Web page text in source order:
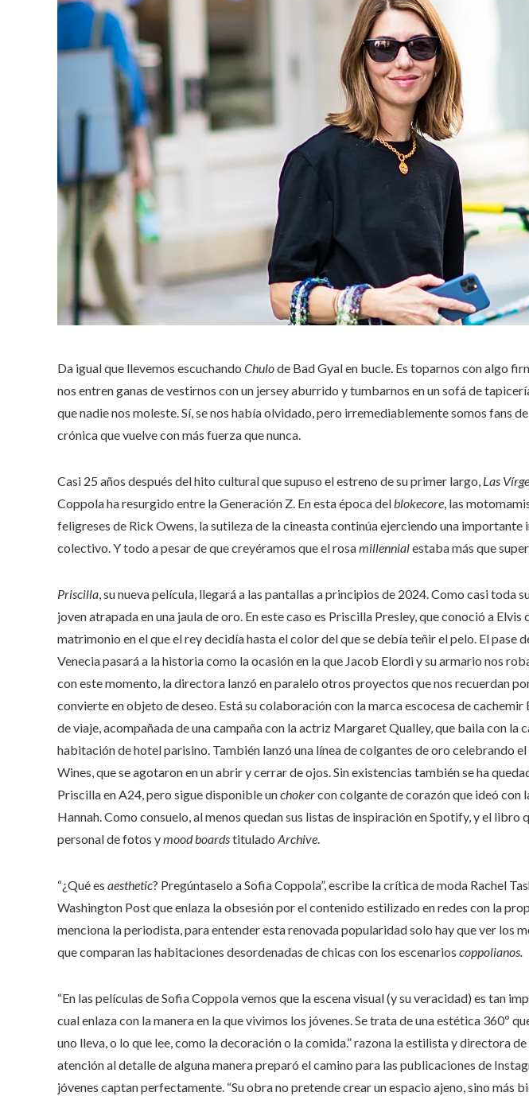
Da igual que llevemos escuchando Chulode Bad Gyal en bucle. Es toparnos con algo
nos entren ganas de vestirnos con un jersey aburrido y tumbarnos en un sofá de
que nadie nos moleste. Sí, se nos había olvidado, pero irremediablemente somos fans
crónica que vuelve con más fuerza que nunca.
Casi 25 años después del hito cultural que supuso el estreno de su primer largo, Las
Coppola ha resurgido entre la Generación Z. En esta época del blokecore , las
feligreses de Rick Owens, la sutileza de la cineasta continúa ejerciendo una importante
colectivo. Y todo a pesar de que creyéramos que el rosamillennialestaba más que
Priscilla , su nueva película, llegará a las pantallas a principios de 2024. Como casi toda
joven atrapada en una jaula de oro. En este caso es Priscilla Presley, que conoció a Elvis
matrimonio en el que el rey decidía hasta el color del que se debía teñir el pelo. El pase
Venecia pasará a la historia como la ocasión en la que Jacob Elordi y su armario nos
con este momento, la directora lanzó en paralelo otros proyectos que nos recuerdan
convierte en objeto de deseo. Está su colaboración con la marca escocesa de
de viaje, acompañada de una campaña con la actriz Margaret Qualley, que baila con la
habitación de hotel parisino. También lanzó una línea de colgantes de oro celebrando
Wines, que se agotaron en un abrir y cerrar de ojos. Sin existencias también se ha
Priscilla en A24, pero sigue disponible unchokercon colgante de corazón que ideó con
Hannah. Como consuelo, al menos quedan sus listas de inspiración en Spotify, y el libro
personal de fotos ymood boardstitulado Archive
“¿Qué es aesthetic? Pregúntaselo a Sofia Coppola”, escribe la crítica de moda Rachel
Washington Post que enlaza la obsesión por el contenido estilizado en redes con la
menciona la periodista, para entender esta renovada popularidad solo hay que ver los
que comparan las habitaciones desordenadas de chicas con los escenarios coppolianos.
“En las películas de Sofia Coppola vemos que la escena visual (y su veracidad) es tan
cual enlaza con la manera en la que vivimos los jóvenes. Se trata de una estética 360º
uno lleva, o lo que lee, como la decoración o la comida.” razona la estilista y directora
atención al detalle de alguna manera preparó el camino para las publicaciones de
jóvenes captan perfectamente. “Su obra no pretende crear un espacio ajeno, sino más